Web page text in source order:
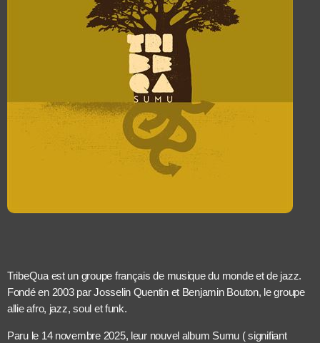
TribeQua est un groupe français de musique du monde et de jazz.
Fondé en 2003 par Josselin Quentin et Benjamin Bouton, le groupe
allie afro, jazz, soul et funk.
Paru le 14 novembre 2025, leur nouvel album Sumu ( signifiant